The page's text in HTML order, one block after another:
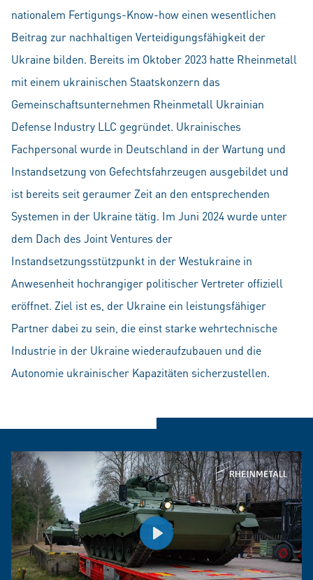
nationalem Fertigungs-Know-how einen wesentlichen
Beitrag zur nachhaltigen Verteidigungsfähigkeit der
Ukraine bilden. Bereits im Oktober 2023 hatte Rheinmetall
mit einem ukrainischen Staatskonzern das
Gemeinschaftsunternehmen Rheinmetall Ukrainian
Defense Industry LLC gegründet. Ukrainisches
Fachpersonal wurde in Deutschland in der Wartung und
Instandsetzung von Gefechtsfahrzeugen ausgebildet und
ist bereits seit geraumer Zeit an den entsprechenden
Systemen in der Ukraine tätig. Im Juni 2024 wurde unter
dem Dach des Joint Ventures der
Instandsetzungsstützpunkt in der Westukraine in
Anwesenheit hochrangiger politischer Vertreter offiziell
eröffnet. Ziel ist es, der Ukraine ein leistungsfähiger
Partner dabei zu sein, die einst starke wehrtechnische
Industrie in der Ukraine wiederaufzubauen und die
Autonomie ukrainischer Kapazitäten sicherzustellen.
Play